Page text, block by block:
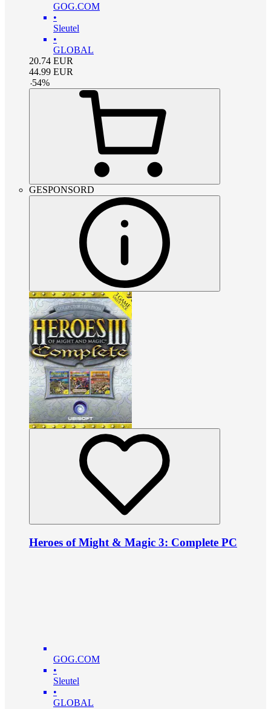
GOG.COM
•
Sleutel
•
GLOBAL
20.74 EUR
44.99 EUR
-54%
GESPONSORD
Heroes of Might & Magic 3: Complete PC
GOG.COM
•
Sleutel
•
GLOBAL